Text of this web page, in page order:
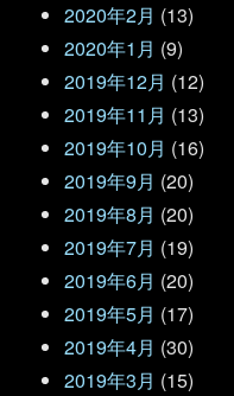
2020年2月 (13)
2020年1月 (9)
2019年12月 (12)
2019年11月 (13)
2019年10月 (16)
2019年9月 (20)
2019年8月 (20)
2019年7月 (19)
2019年6月 (20)
2019年5月 (17)
2019年4月 (30)
2019年3月 (15)